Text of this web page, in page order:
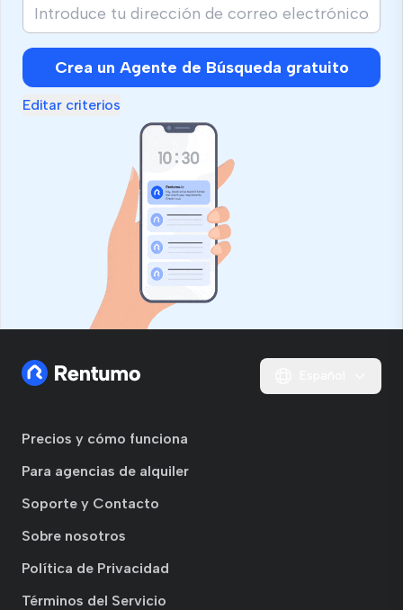
Crea un Agente de Búsqueda gratuito
Editar criterios
Precios y cómo funciona
Para agencias de alquiler
Soporte y Contacto
Sobre nosotros
Política de Privacidad
Términos del Servicio